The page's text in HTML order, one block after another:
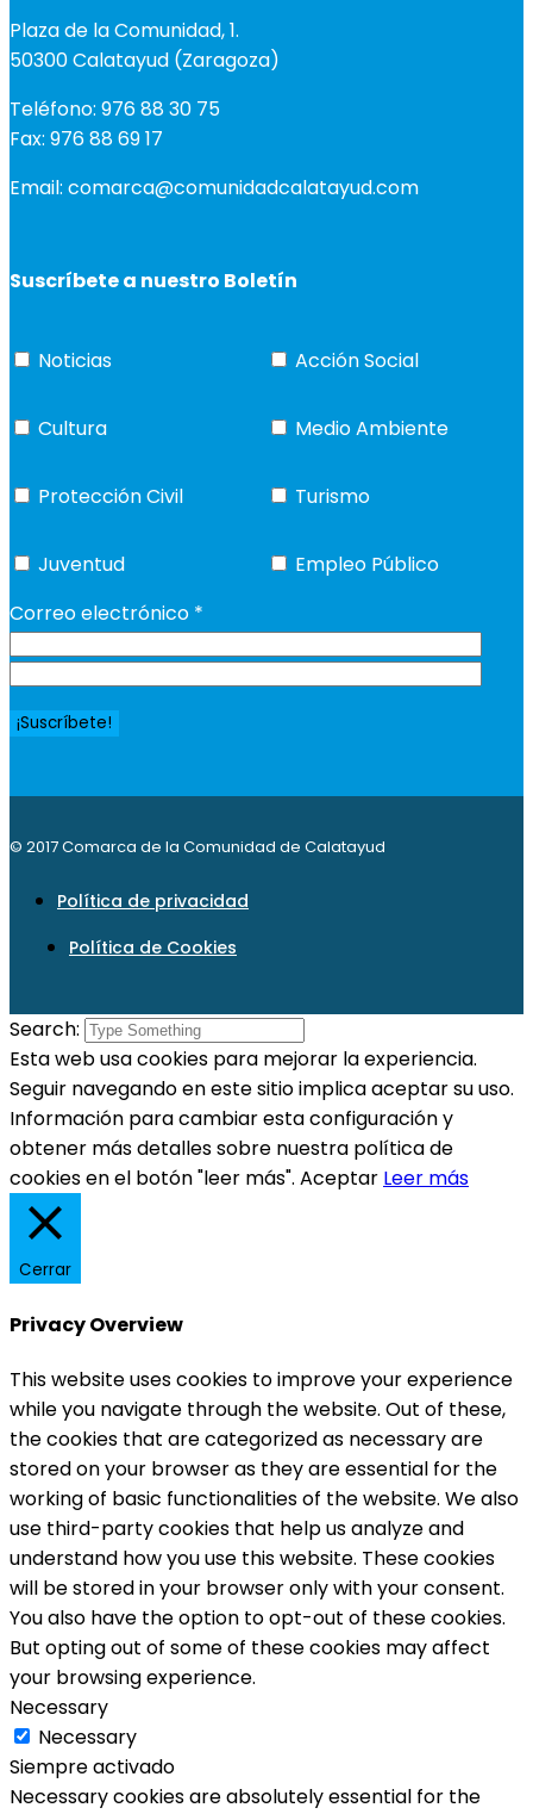
Plaza de la Comunidad, 1.
50300 Calatayud (Zaragoza)
Teléfono: 976 88 30 75
Fax: 976 88 69 17
Email: comarca@comunidadcalatayud.com
Suscríbete a nuestro Boletín
Noticias Acción Social
Cultura Medio Ambiente
Protección Civil Turismo
Juventud
Empleo Público
Correo electrónico *
© 2017 Comarca de la Comunidad de Calatayud
Política de privacidad
Política de Cookies
Search:
Esta web usa cookies para mejorar la experiencia.
Seguir navegando en este sitio implica aceptar su uso.
Información para cambiar esta configuración y
obtener más detalles sobre nuestra política de
cookies en el botón "leer más". Aceptar Leer más
Cerrar
Privacy Overview
This website uses cookies to improve your experience
while you navigate through the website. Out of these,
the cookies that are categorized as necessary are
stored on your browser as they are essential for the
working of basic functionalities of the website. We also
use third-party cookies that help us analyze and
understand how you use this website. These cookies
will be stored in your browser only with your consent.
You also have the option to opt-out of these cookies.
But opting out of some of these cookies may affect
your browsing experience.
Necessary
Necessary
Siempre activado
Necessary cookies are absolutely essential for the